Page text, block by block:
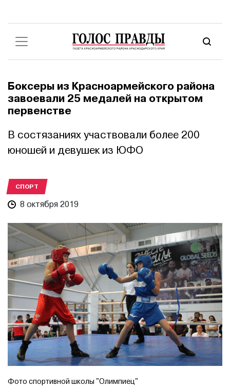
Боксеры из Красноармейского района
завоевали 25 медалей на открытом
первенстве
В состязаниях участвовали более 200
юношей и девушек из ЮФО
СПОРТ
8 октября 2019
Фото спортивной школы "Олимпиец"